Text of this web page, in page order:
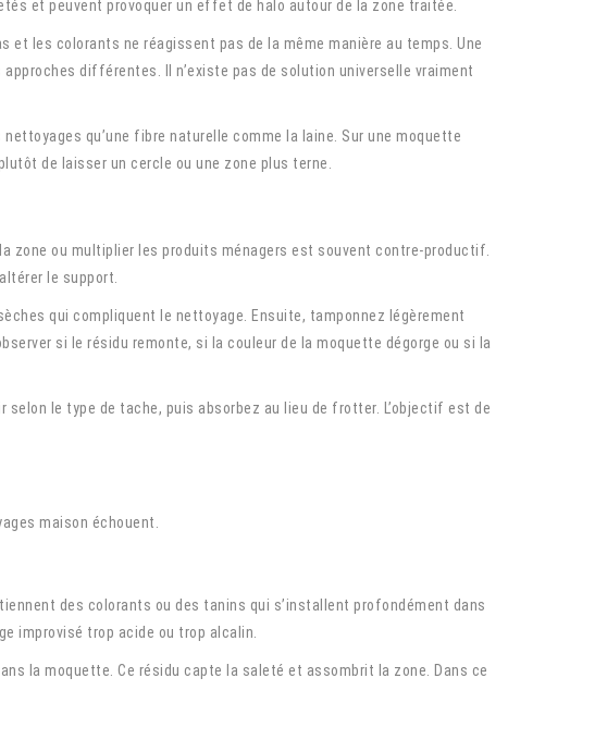
et peuvent provoquer un effet de halo autour de la zone traitée.
les colorants ne réagissent pas de la même manière au temps. Une
différentes. Il n’existe pas de solution universelle vraiment
qu’une fibre naturelle comme la laine. Sur une moquette
de laisser un cercle ou une zone plus terne.
zone ou multiplier les produits ménagers est souvent contre-productif.
le support.
qui compliquent le nettoyage. Ensuite, tamponnez légèrement
si le résidu remonte, si la couleur de la moquette dégorge ou si la
le type de tache, puis absorbez au lieu de frotter. L’objectif est de
maison échouent.
des colorants ou des tanins qui s’installent profondément dans
improvisé trop acide ou trop alcalin.
la moquette. Ce résidu capte la saleté et assombrit la zone. Dans ce